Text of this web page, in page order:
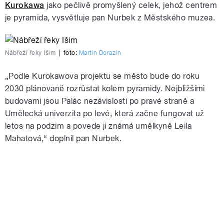
Kurokawa jako pečlivě promyšlený celek, jehož centrem
je pyramida, vysvětluje pan Nurbek z Městského muzea.
Nábřeží řeky Išim foto: Martin Dorazín
„Podle Kurokawova projektu se město bude do roku
2030 plánovaně rozrůstat kolem pyramidy. Nejbližšími
budovami jsou Palác nezávislosti po pravé straně a
Umělecká univerzita po levé, která začne fungovat už
letos na podzim a povede ji známá umělkyně Leila
Mahatová,“ doplnil pan Nurbek.